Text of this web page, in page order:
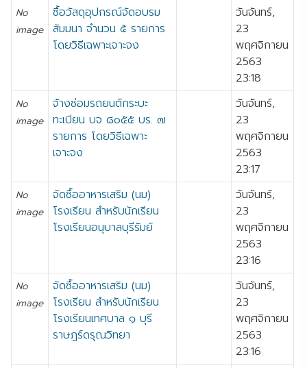
No
image
ซื้อวัสดุอุปกรณ์จัดอบรม
สัมมนา จำนวน ๕ รายการ
โดยวิธีเฉพาะเจาะจง
วันจันทร์,
23
พฤศจิกายน
2563
23:18
No
image
จ้างซ่อมรถยนต์กระบะ
ทะเบียน บจ ๘๐๕๕ บร. ๗
รายการ โดยวิธีเฉพาะ
เจาะจง
วันจันทร์,
23
พฤศจิกายน
2563
23:17
No
image
จัดซื้ออาหารเสริม (นม)
โรงเรียน สำหรับนักเรียน
โรงเรียนอนุบาลบุรีรัมย์
วันจันทร์,
23
พฤศจิกายน
2563
23:16
No
image
จัดซื้ออาหารเสริม (นม)
โรงเรียน สำหรับนักเรียน
โรงเรียนเทศบาล ๑ บุรี
ราษฎร์ดรุณวิทยา
วันจันทร์,
23
พฤศจิกายน
2563
23:16